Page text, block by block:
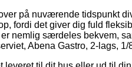
på nuværende tidspunkt
fordi det giver dig fuld
nemlig særdeles bekvem,
Abena Gastro, 2-lags,